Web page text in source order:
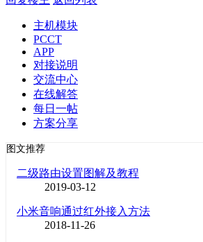
主机模块
PCCT
APP
对接说明
交流中心
在线解答
每日一帖
方案分享
图文推荐
二级路由设置图解及教程
2019-03-12
小米音响通过红外接入方法
2018-11-26